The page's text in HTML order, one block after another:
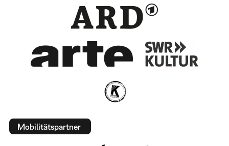
Mobilitätspartner